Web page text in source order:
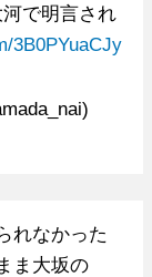
河で明言され
3B0PYuaCJy
れなかった
ま大坂の